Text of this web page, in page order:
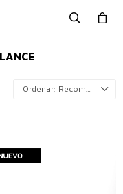
Recomendados